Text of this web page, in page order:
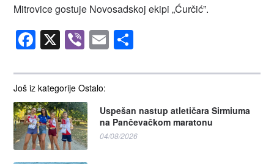
Još iz kategorije Ostalo:
Uspešan nastup atletičara Sirmiuma
na Pančevačkom maratonu
04/08/2026
Mitrovice gostuje Novosadskoj ekipi „Ćurčić”.
Facebook
X Viber
Email